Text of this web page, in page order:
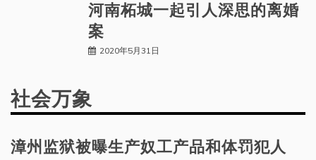
河南柘城一起引人深思的离婚
案
2020年5月31日
社会万象
漳州监狱被曝生产奴工产品和体罚犯人